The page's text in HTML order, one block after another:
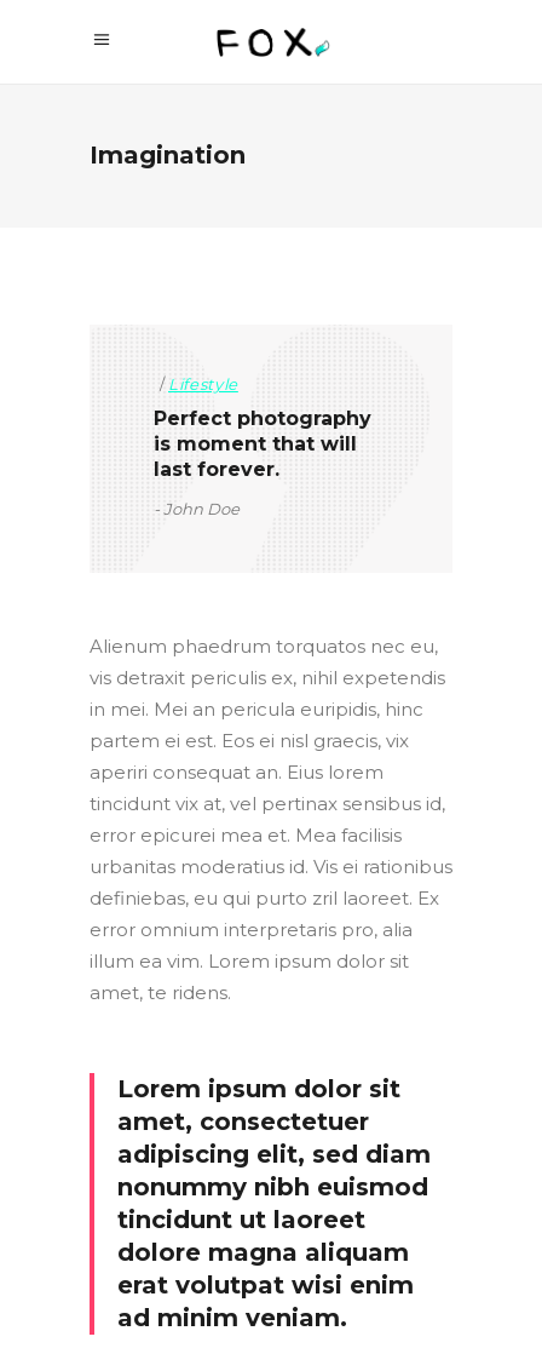
Imagination
Lifestyle
Perfect photography
is moment that will
last forever.
John Doe
Alienum phaedrum torquatos nec eu,
vis detraxit periculis ex, nihil expetendis
in mei. Mei an pericula euripidis, hinc
partem ei est. Eos ei nisl graecis, vix
aperiri consequat an. Eius lorem
tincidunt vix at, vel pertinax sensibus id,
error epicurei mea et. Mea facilisis
urbanitas moderatius id. Vis ei rationibus
definiebas, eu qui purto zril laoreet. Ex
error omnium interpretaris pro, alia
illum ea vim. Lorem ipsum dolor sit
amet, te ridens.
Lorem ipsum dolor sit
amet, consectetuer
adipiscing elit, sed diam
nonummy nibh euismod
tincidunt ut laoreet
dolore magna aliquam
erat volutpat wisi enim
ad minim veniam.